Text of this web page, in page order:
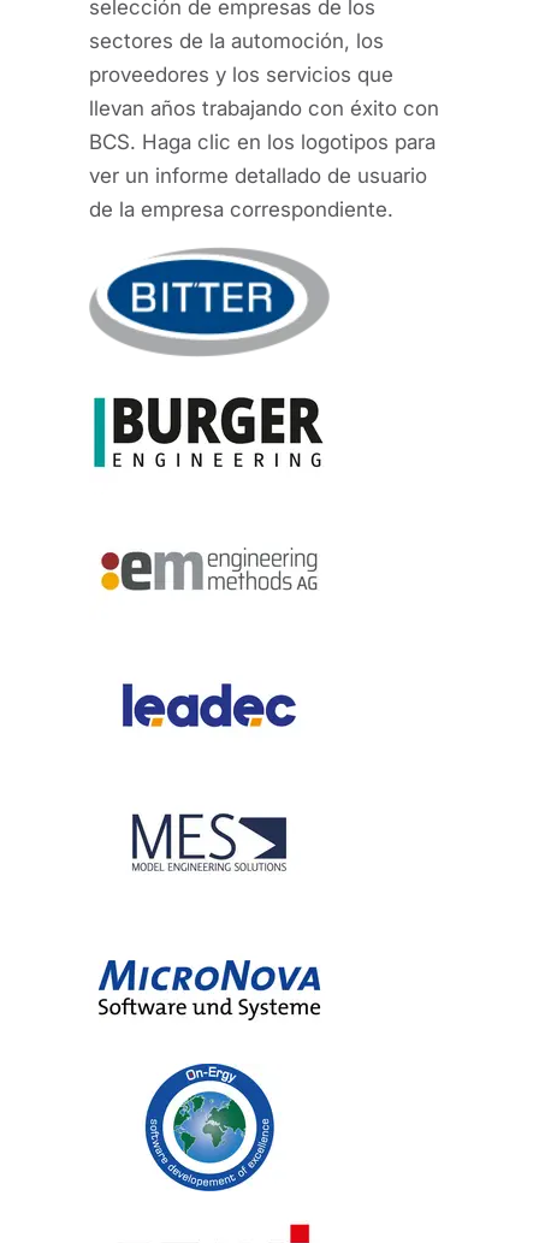
selección de empresas de los
sectores de la automoción, los
proveedores y los servicios que
llevan años trabajando con éxito con
BCS. Haga clic en los logotipos para
ver un informe detallado de usuario
de la empresa correspondiente.